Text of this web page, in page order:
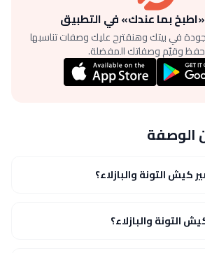
بما عندك» في التطبيق
في بيتك وهنقترح عليك وصفات تناسبها
وقيّم وصفاتك المفضلة.
الوصفة
التونة والبازلاء؟
التونة والبازلاء؟